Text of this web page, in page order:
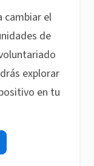
cambiar el
de
explorar
en tu